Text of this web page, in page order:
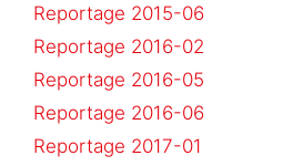
Reportage 2015-06
Reportage 2016-02
Reportage 2016-05
Reportage 2016-06
Reportage 2017-01